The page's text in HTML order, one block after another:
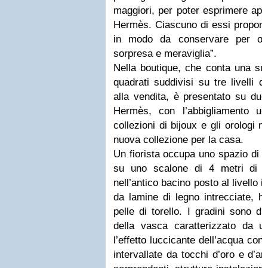
maggiori, per poter esprimere
Hermès. Ciascuno di essi
in modo da conservare per
sorpresa e meraviglia”.
Nellaboutique, che conta una
quadrati suddivisi su tre livelli
alla vendita, è presentato su
Hermès, con
collezioni di bijoux e gli orologi
nuova collezione per la casa.
Un fiorista occupa uno spazio
su uno scalone di 4 metri di
nell’antico bacino posto al
da lamine di legno intrecciate,
pelle di torello. I gradini sono
della vasca caratterizzato da
l’effetto luccicante dell’acqua
intervallate da tocchi d’oro e